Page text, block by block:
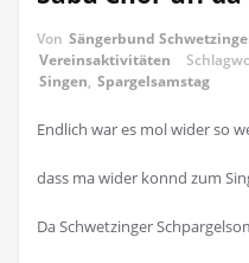
Von Sängerbund
Vereinsaktivitäten
Singen, Spargelsamstag
Endlich war es mol wider so
dass ma wider konnd zum
Da Schwetzinger